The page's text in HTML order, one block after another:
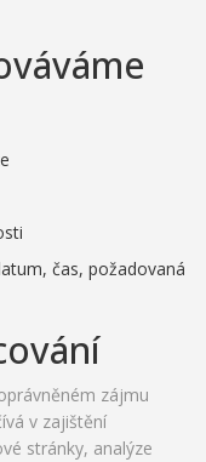
čas, požadovaná
zájmu
v zajištění
stránky, analýze